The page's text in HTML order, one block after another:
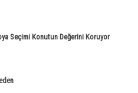
Seçimi Konutun Değerini Koruyor